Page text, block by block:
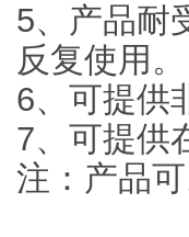
5、产品耐
反复使用。
6、可提供
7、可提供
注：产品